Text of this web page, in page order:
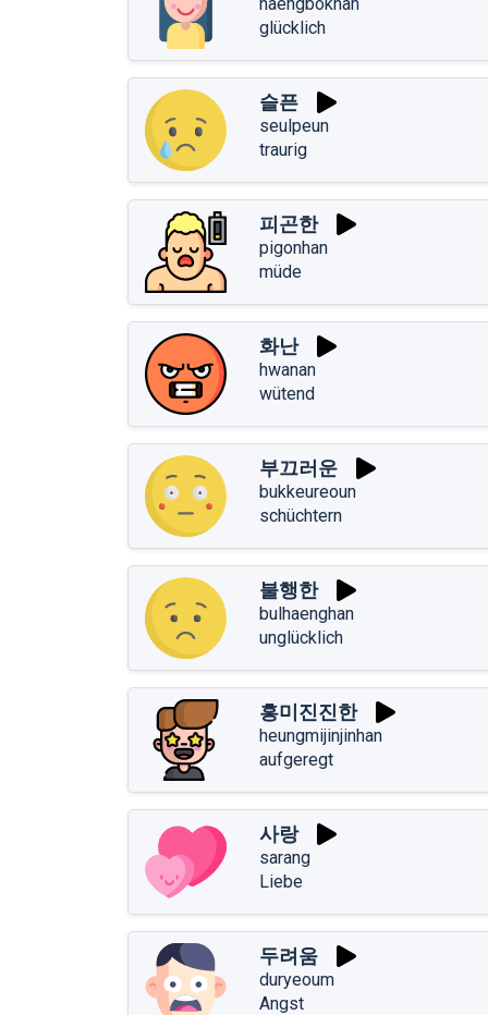
glücklich
슬픈
seulpeun
traurig
피곤한
pigonhan
müde
화난
hwanan
wütend
부끄러운
bukkeureoun
schüchtern
불행한
bulhaenghan
unglücklich
흥미진진한
heungmijinjinhan
aufgeregt
사랑
sarang
Liebe
두려움
duryeoum
Angst